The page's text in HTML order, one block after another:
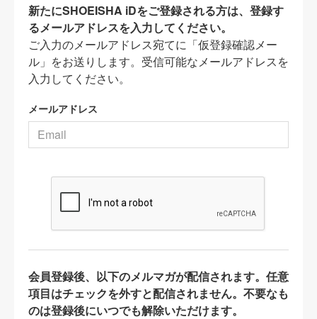
新たにSHOEISHA iDをご登録される方は、登録す
るメールアドレスを入力してください。
ご入力のメールアドレス宛てに「仮登録確認メー
ル」をお送りします。受信可能なメールアドレスを
入力してください。
メールアドレス
会員登録後、以下のメルマガが配信されます。任意
項目はチェックを外すと配信されません。不要なも
のは登録後にいつでも解除いただけます。